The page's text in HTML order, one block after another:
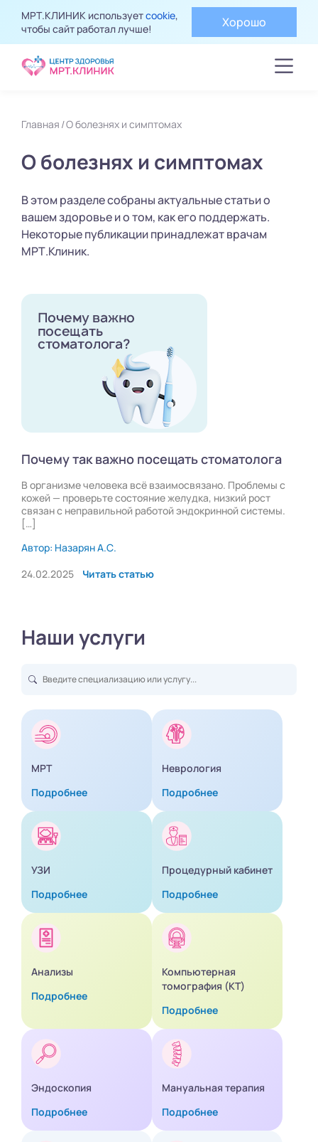
МРТ.КЛИНИК используетcookie,
чтобы сайт работал лучше!
Хорошо
Главная О болезнях и симптомах
О болезнях и симптомах
В этом разделе собраны актуальные статьи о
вашем здоровье и о том, как его поддержать.
Некоторые публикации принадлежат врачам
МРТ.Клиник.
Почему так важно посещать стоматолога
В организме человека всё взаимосвязано. Проблемы с
кожей — проверьте состояние желудка, низкий рост
связан с неправильной работой эндокринной системы.
[…]
Автор: Назарян А.С.
24.02.2025
Читать статью
Наши услуги
МРТ
Подробнее
Неврология
Подробнее
УЗИ
Подробнее
Процедурный кабинет
Подробнее
Анализы
Подробнее
Компьютерная
томография (КТ)
Подробнее
Эндоскопия
Подробнее
Мануальная терапия
Подробнее